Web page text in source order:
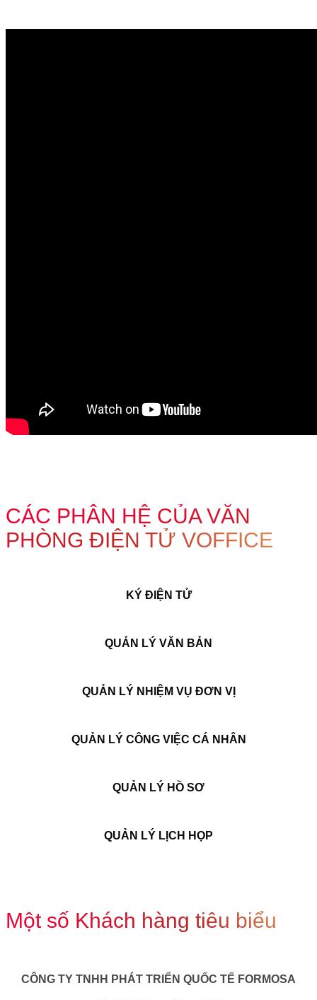
CÁC PHÂN HỆ CỦA VĂN
PHÒNG ĐIỆN TỬ VOFFICE
KÝ ĐIỆN TỬ
QUẢN LÝ VĂN BẢN
QUẢN LÝ NHIỆM VỤ ĐƠN VỊ
QUẢN LÝ CÔNG VIỆC CÁ NHÂN
QUẢN LÝ HỒ SƠ
QUẢN LÝ LỊCH HỌP
Một số Khách hàng tiêu biểu
CÔNG TY TNHH PHÁT TRIỂN QUỐC TẾ FORMOSA